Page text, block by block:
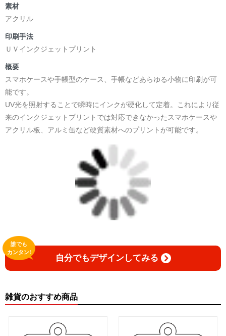
素材
アクリル
印刷手法
ＵＶインクジェットプリント
概要
スマホケースや手帳型のケース、手帳などあらゆる小物に印刷が可
能です。
UV光を照射することで瞬時にインクが硬化して定着。これにより従
来のインクジェットプリントでは対応できなかったスマホケースや
アクリル板、アルミ缶など硬質素材へのプリントが可能です。
自分でもデザインしてみる
誰でも
カンタン!
雑貨のおすすめ商品